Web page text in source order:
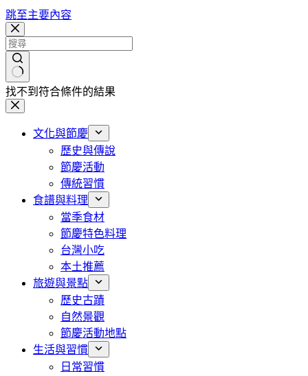
跳至主要內容
找不到符合條件的結果
文化與節慶
歷史與傳說
節慶活動
傳統習慣
食譜與料理
當季食材
節慶特色料理
台灣小吃
本土推薦
旅遊與景點
歷史古蹟
自然景觀
節慶活動地點
生活與習慣
日常習慣